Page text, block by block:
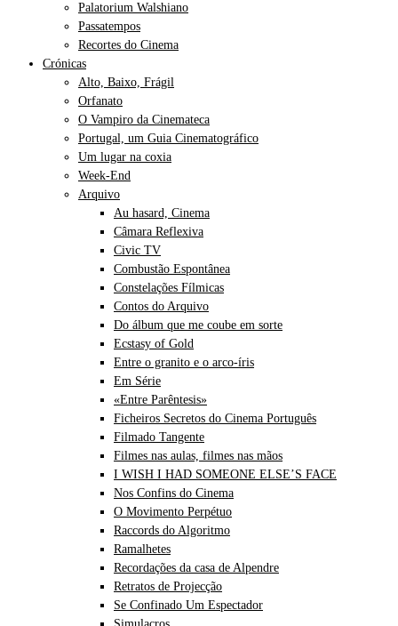
Palatorium Walshiano
Passatempos
Recortes do Cinema
Crónicas
Alto, Baixo, Frágil
Orfanato
O Vampiro da Cinemateca
Portugal, um Guia Cinematográfico
Um lugar na coxia
Week-End
Arquivo
Au hasard, Cinema
Câmara Reflexiva
Civic TV
Combustão Espontânea
Constelações Fílmicas
Contos do Arquivo
Do álbum que me coube em sorte
Ecstasy of Gold
Entre o granito e o arco-íris
Em Série
«Entre Parêntesis»
Ficheiros Secretos do Cinema Português
Filmado Tangente
Filmes nas aulas, filmes nas mãos
I WISH I HAD SOMEONE ELSE’S FACE
Nos Confins do Cinema
O Movimento Perpétuo
Raccords do Algoritmo
Ramalhetes
Recordações da casa de Alpendre
Retratos de Projecção
Se Confinado Um Espectador